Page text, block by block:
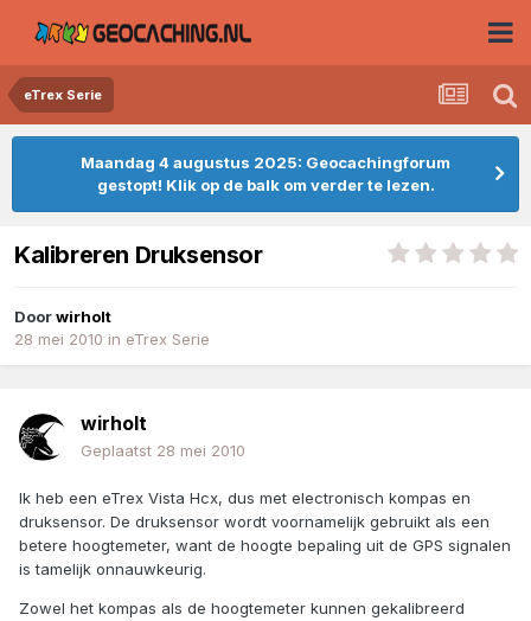
eTrex Serie
Maandag 4 augustus 2025: Geocachingforum
gestopt! Klik op de balk om verder te lezen.
Kalibreren Druksensor
Doorwirholt
28 mei 2010 in eTrex Serie
wirholt
Geplaatst 28 mei 2010
Ik heb een eTrex Vista Hcx, dus met electronisch kompas en
druksensor. De druksensor wordt voornamelijk gebruikt als een
betere hoogtemeter, want de hoogte bepaling uit de GPS signalen
is tamelijk onnauwkeurig.
Zowel het kompas als de hoogtemeter kunnen gekalibreerd